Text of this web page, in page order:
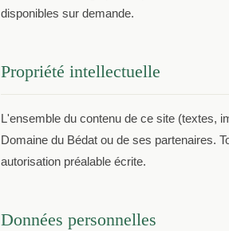
disponibles sur demande.
Propriété intellectuelle
L'ensemble du contenu de ce site (textes,
Domaine du Bédat ou de ses partenaires.
autorisation préalable écrite.
Données personnelles